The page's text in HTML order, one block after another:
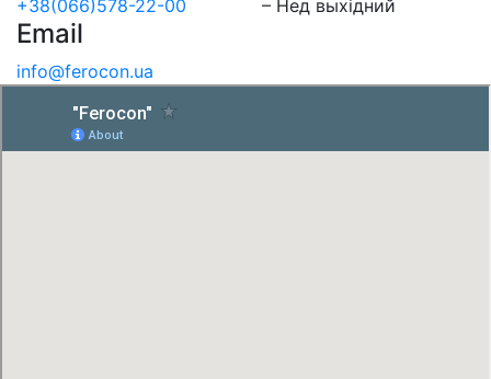
+38(066)578-22-00 – Нед выхідний
Email
info@ferocon.ua